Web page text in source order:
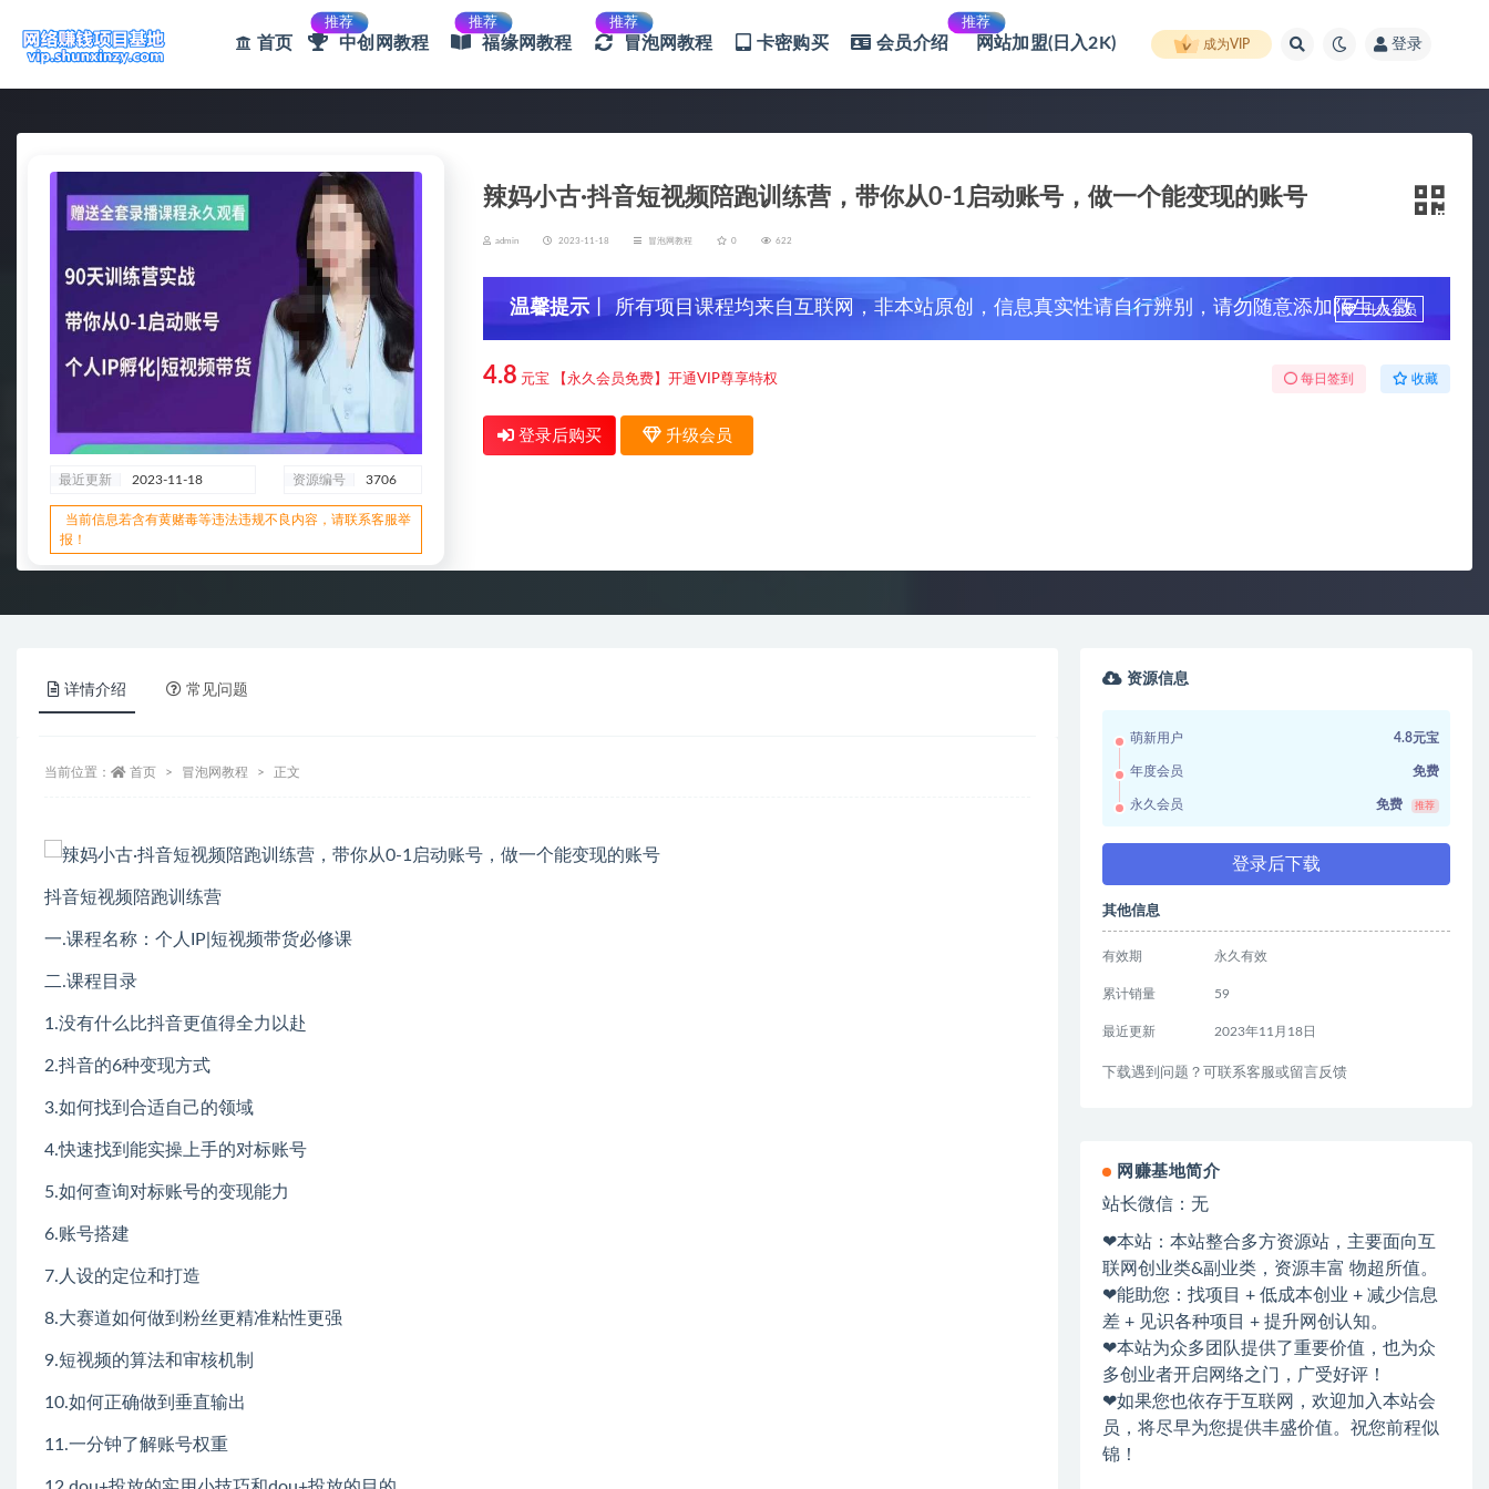
首页
推荐
中创网教程
推荐
福缘网教程
推荐
冒泡网教程 卡密购买 会员介绍
推荐
网站加盟(日入2K) 成为VIP 登录
最近更新 2023-11-18 资源编号 3706
当前信息若含有黄赌毒等违法违规不良内容，请联系客服举
报！
辣妈小古·抖音短视频陪跑训练营，带你从0-1启动账号，做一个能变现的账号
admin 2023-11-18 冒泡网教程 0 622
温馨提示 丨 所有项目课程均来自互联网，非本站原创，信息真实性请自行辨别，请勿随意添加陌生人微
信，谨防上当受骗！
升级会员
4.8 元宝 【永久会员免费】开通VIP尊享特权 每日签到 收藏
登录后购买 升级会员
详情介绍 常见问题
当前位置： 首页 冒泡网教程 正文
抖音短视频陪跑训练营
一.课程名称：个人IP|短视频带货必修课
二.课程目录
1.没有什么比抖音更值得全力以赴
2.抖音的6种变现方式
3.如何找到合适自己的领域
4.快速找到能实操上手的对标账号
5.如何查询对标账号的变现能力
6.账号搭建
7.人设的定位和打造
8.大赛道如何做到粉丝更精准粘性更强
9.短视频的算法和审核机制
10.如何正确做到垂直输出
11.一分钟了解账号权重
资源信息
萌新用户 4.8元宝
年度会员 免费
永久会员 免费 推荐
登录后下载
其他信息
有效期 永久有效
累计销量 59
最近更新 2023年11月18日
下载遇到问题？可联系客服或留言反馈
网赚基地简介
站长微信：无
❤本站：本站整合多方资源站，主要面向互
联网创业类&副业类，资源丰富 物超所值。
❤能助您：找项目 + 低成本创业 + 减少信息
差 + 见识各种项目 + 提升网创认知。
❤本站为众多团队提供了重要价值，也为众
多创业者开启网络之门，广受好评！
❤如果您也依存于互联网，欢迎加入本站会
员，将尽早为您提供丰盛价值。祝您前程似
锦！